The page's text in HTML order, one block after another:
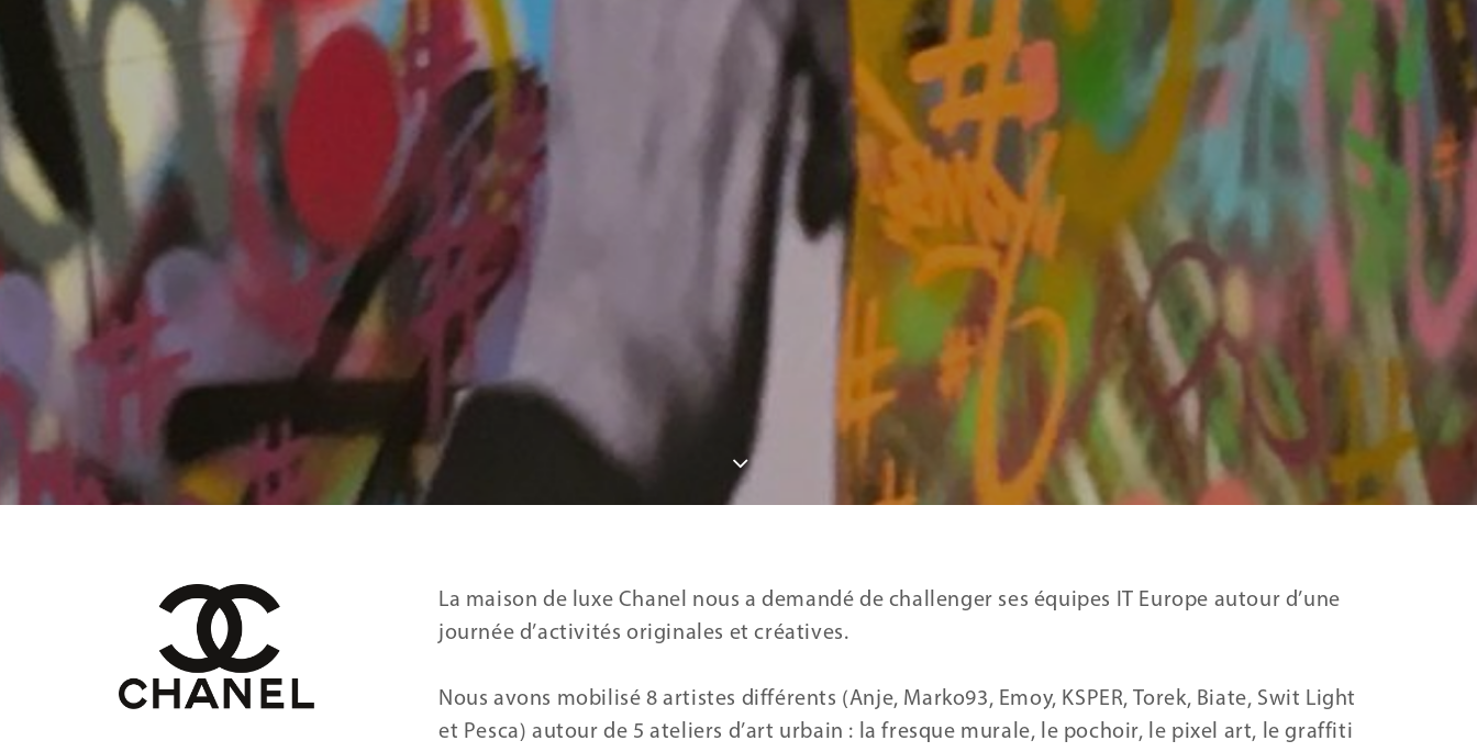
La maison de luxe Chanel nous a demandé de challenger ses équipes IT Europe autour d’une
journée d’activités originales et créatives.
Nous avons mobilisé 8 artistes différents (Anje, Marko93, Emoy, KSPER, Torek, Biate, Swit Light
et Pesca) autour de 5 ateliers d’art urbain : la fresque murale, le pochoir, le pixel art, le graffiti